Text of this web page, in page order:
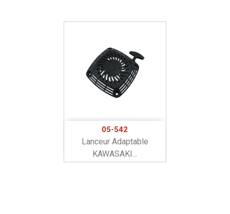
05-542
Lanceur Adaptable
KAWASAKI...